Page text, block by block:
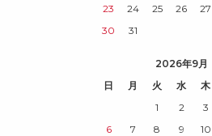
23
24 25 26 27
30
31
2026年9月
日
月 火 水 木
1
2 3
6
7 8 9 10